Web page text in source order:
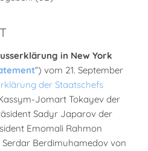
in New York
“) vom 21. September
der Staatschefs
Jomart Tokayev der
Sadyr Japarov der
Emomali Rahmon
Berdimuhamedov von